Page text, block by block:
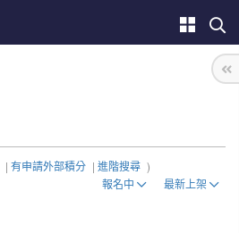
| 有申請外部積分 | 進階搜尋 )
報名中
最新上架